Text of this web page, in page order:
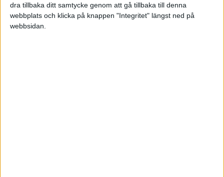
dra tillbaka ditt samtycke genom att gå tillbaka till denna
webbplats och klicka på knappen "Integritet" längst ned på
webbsidan.